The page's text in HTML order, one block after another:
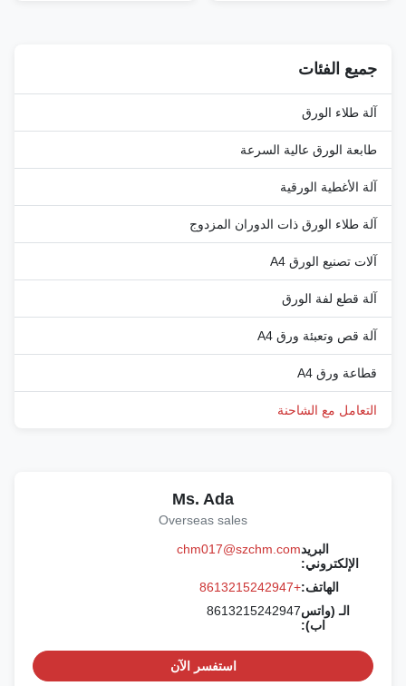
tiller design for simple, safe ...
جميع الفئات
آلة طلاء الورق
طابعة الورق عالية السرعة
آلة الأغطية الورقية
آلة طلاء الورق ذات الدوران المزدوج
آلات تصنيع الورق A4
آلة قطع لفة الورق
آلة قص وتعبئة ورق A4
قطاعة ورق A4
التعامل مع الشاحنة
Ms. Ada
Overseas sales
البريد
الإلكتروني:
chm017@szchm.com
الهاتف:+8613215242947
الـ (واتس
اب):
8613215242947
استفسر الآن